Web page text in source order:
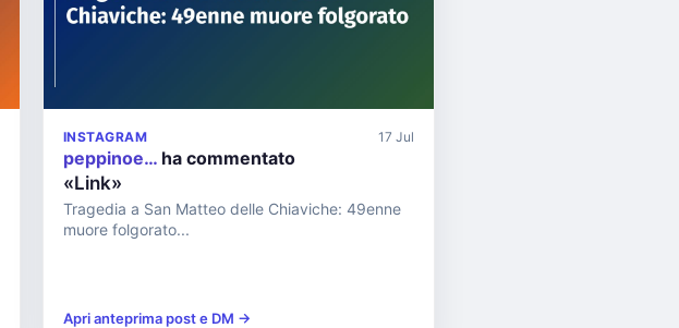
INSTAGRAM 17 Jul
peppinoe… ha commentato
«Link»
Tragedia a San Matteo delle Chiaviche: 49enne
muore folgorato...
Apri anteprima post e DM →